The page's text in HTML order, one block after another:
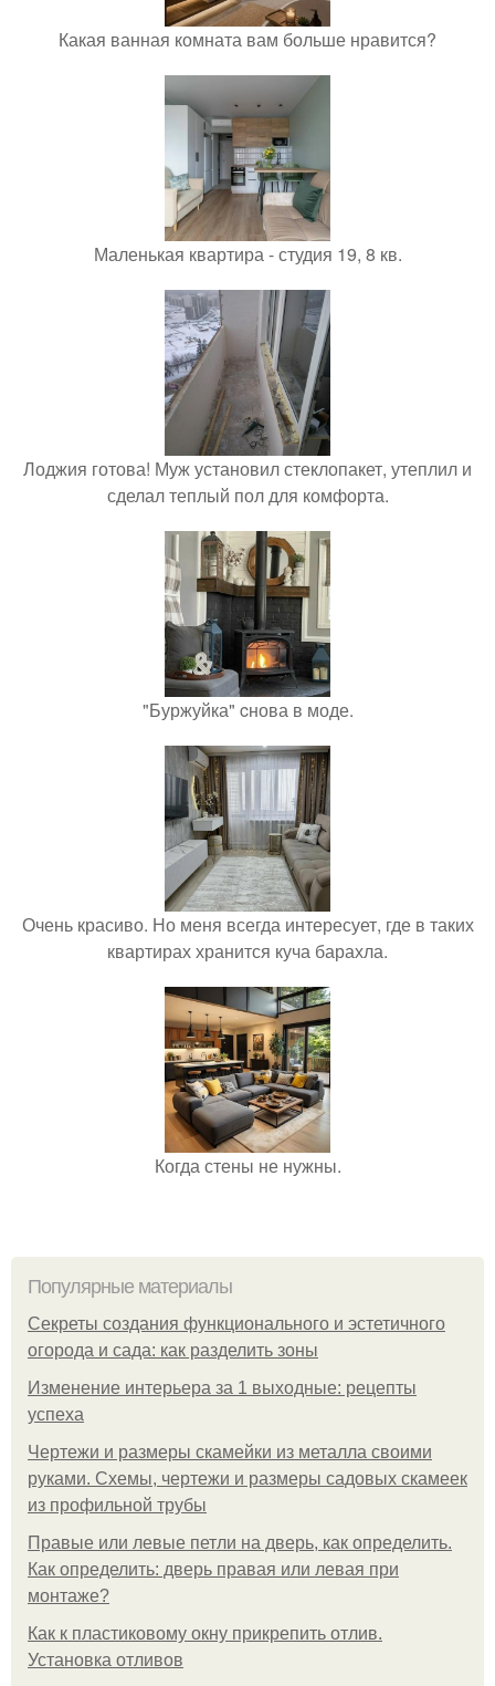
Какая ванная комната вам больше нравится?
Маленькая квартира - студия 19, 8 кв.
Лоджия готова! Муж установил стеклопакет, утеплил и
сделал теплый пол для комфорта.
"Буржуйка" cнова в моде.
Очень красиво. Но меня всегда интересует, где в таких
квартирах хранится куча барахла.
Когда стены не нужны.
Популярные материалы
Секреты создания функционального и эстетичного
огорода и сада: как разделить зоны
Изменение интерьера за 1 выходные: рецепты
успеха
Чертежи и размеры скамейки из металла своими
руками. Схемы, чертежи и размеры садовых скамеек
из профильной трубы
Правые или левые петли на дверь, как определить.
Как определить: дверь правая или левая при
монтаже?
Как к пластиковому окну прикрепить отлив.
Установка отливов